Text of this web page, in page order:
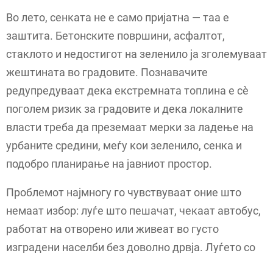
Во лето, сенката не е само пријатна — таа е
заштита. Бетонските површини, асфалтот,
стаклото и недостигот на зеленило ја зголемуваат
жештината во градовите. Познавачите
редупредуваат дека екстремната топлина е сè
поголем ризик за градовите и дека локалните
власти треба да преземаат мерки за ладење на
урбаните средини, меѓу кои зеленило, сенка и
подобро планирање на јавниот простор.
Проблемот најмногу го чувствуваат оние што
немаат избор: луѓе што пешачат, чекаат автобус,
работат на отворено или живеат во густо
изградени населби без доволно дрвја. Луѓето со